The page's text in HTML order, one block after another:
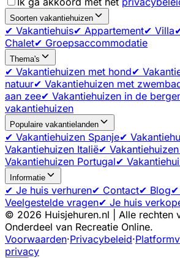
Soorten vakantiehuizen
✔ Vakantiehuis✔ Appartement✔ Villa
Chalet✔ Groepsaccommodatie
Thema's
✔ Vakantiehuizen met hond✔
natuur✔ Vakantiehuizen met
aan zee✔ Vakantiehuizen in de
vakantiehuizen
Populaire vakantielanden
✔ Vakantiehuizen Spanje✔
Vakantiehuizen Italië✔
Vakantiehuizen Portugal✔
Informatie
✔ Je huis verhuren✔ Contact✔ Blog✔
Veelgestelde vragen✔ Je huis
© 2026 Huisjehuren.nl | Alle rechten
Onderdeel van Recreatie Online.
Voorwaarden·Privacybeleid·
privacy